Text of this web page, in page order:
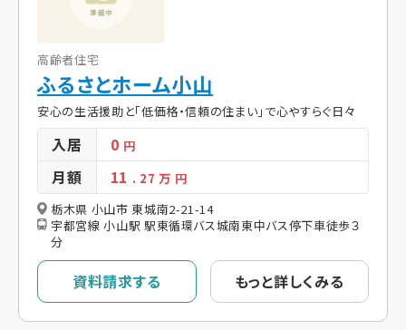
高齢者住宅
ふるさとホーム小山
安心の生活援助と「低価格・信頼の住まい」で心やすらぐ日々
入居 0 円
月額 11 . 27万 円
栃木県 小山市 東城南2-21-14
宇都宮線 小山駅 駅東循環バス城南東中バス停下車徒歩３
分
資料請求する もっと詳しくみる